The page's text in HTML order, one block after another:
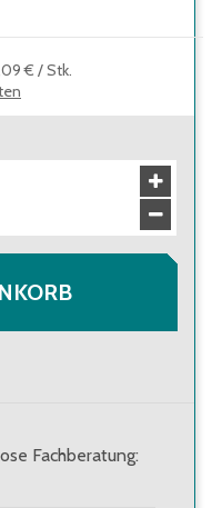
€ /Stk.
Fachberatung: